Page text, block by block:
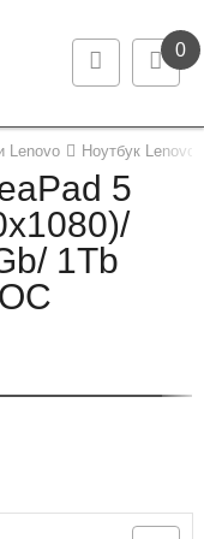
0
Lenovo Ноутбук Lenovo
5
1Tb
ОС